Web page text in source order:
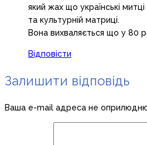
який жах що українські
та культурній матриці.
Вона вихваляється що у 80
Відповісти
Залишити відповідь
Ваша e-mail адреса не